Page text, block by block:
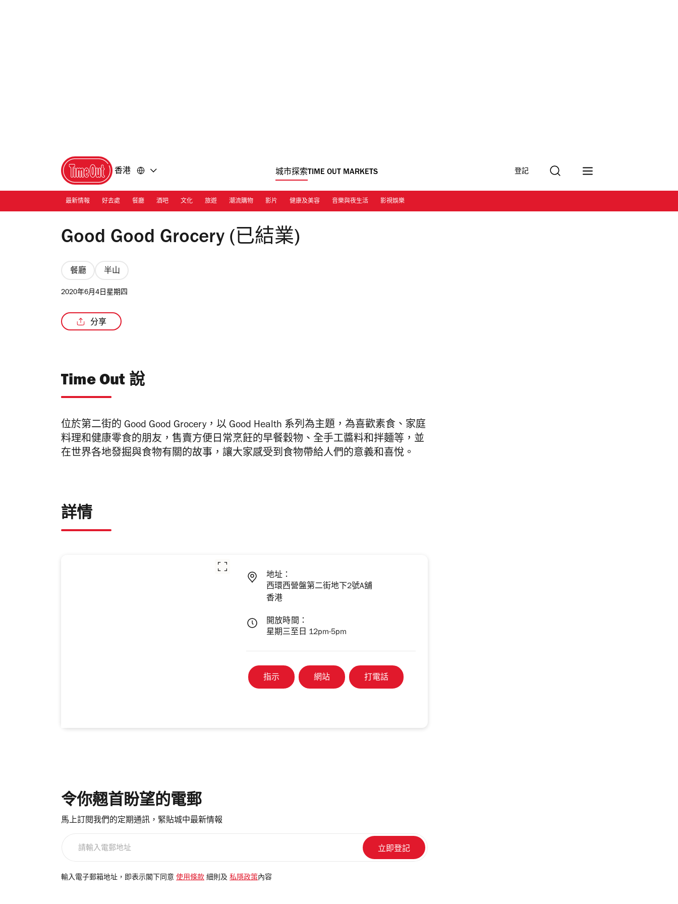
香港 城市探索TIME OUT MARKETS 登記
最新情報 好去處 餐廳 酒吧 文化 旅遊 潮流購物 影片 健康及美容 音樂與夜生活 影視娛樂
Good Good Grocery (已結業)
餐廳 半山
2020年6月4日星期四
分享
Time Out 說
位於第二街的 Good Good Grocery，以 Good Health 系列為主題，為喜歡素食、家庭
料理和健康零食的朋友，售賣方便日常烹飪的早餐穀物、全手工醬料和拌麵等，並
在世界各地發掘與食物有關的故事，讓大家感受到食物帶給人們的意義和喜悅。
詳情
地址：
西環西營盤第二街地下2號A舖
香港
開放時間：
星期三至日 12pm-5pm
指示 網站 打電話
令你翹首盼望的電郵
馬上訂閱我們的定期通訊，緊貼城中最新情報
電
輸入電子郵箱地址，即表示閣下同意 使用條款 細則及 私隱政策 內容